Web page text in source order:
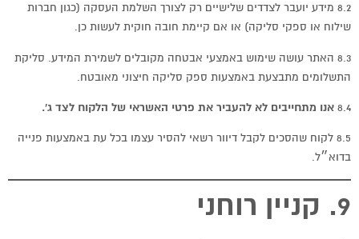
8.2 מידע יועבר לצדדים שלישיים רק לצורך השלמת העסקה (כגון חברות
שילוח או ספקי סליקה) או אם קיימת חובה חוקית לעשות כן.
8.3 האתר עושה שימוש באמצעי אבטחה מקובלים לשמירת המידע. סליקת
התשלומים מתבצעת באמצעות ספק סליקה חיצוני מאובטח.
8.4 אנו מתחייבים לא להעביר את פרטי האשראי של הלקוח לצד ג'.
8.5 לקוח שהסכים לקבל דיוור רשאי להסיר עצמו בכל עת באמצעות פנייה
בדוא״ל.
9. קניין רוחני